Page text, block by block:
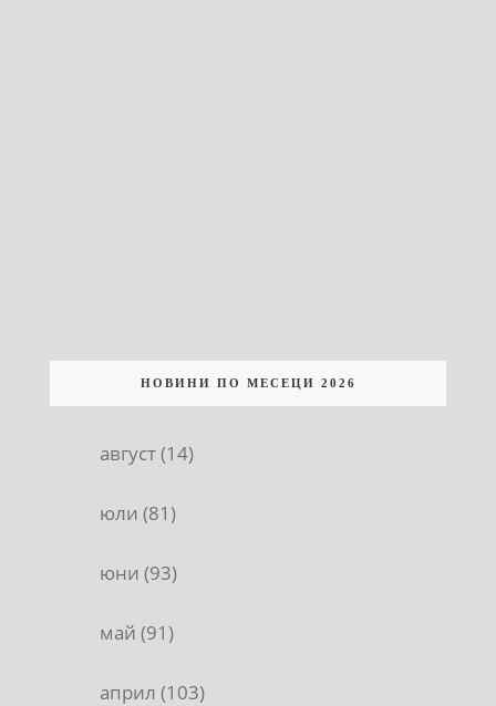
НОВИНИ ПО МЕСЕЦИ 2026
август (14)
юли (81)
юни (93)
май (91)
април (103)